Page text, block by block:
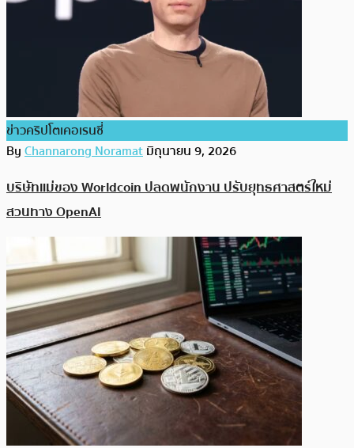
ข่าวคริปโตเคอเรนซี่
ByChannarong Noramatมิถุนายน 9, 2026
บริษัทแม่ของ Worldcoin ปลดพนักงาน ปรับยุทธศาสตร์ใหม่
สวนทาง OpenAI